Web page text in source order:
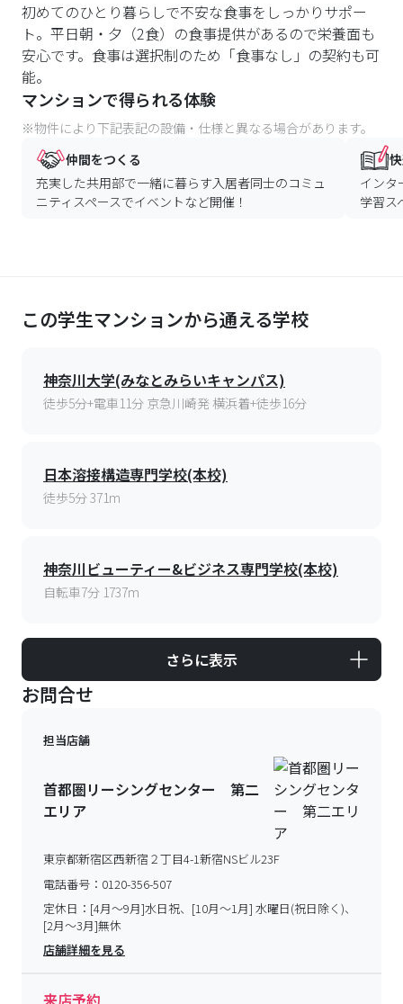
初めてのひとり暮らしで不安な食事をしっかりサポー
ト。平日朝・夕（2食）の食事提供があるので栄養面も
安心です。食事は選択制のため「食事なし」の契約も可
能。
マンションで得られる体験
※物件により下記表記の設備・仕様と異なる場合があります。
仲間をつくる
充実した共用部で一緒に暮らす入居者同士のコミュ
ニティスペースでイベントなど開催！
インタ
学習ス
この学生マンションから通える学校
神奈川大学(みなとみらいキャンパス)
徒歩5分+電車11分 京急川崎発 横浜着+徒歩16分
日本溶接構造専門学校(本校)
徒歩5分 371m
神奈川ビューティー&ビジネス専門学校(本校)
自転車7分 1737m
さらに表示
お問合せ
担当店舗
首都圏リーシングセンター 第二
エリア
東京都新宿区西新宿２丁目4-1新宿NSビル23F
電話番号： 0120-356-507
定休日： [4月～9月]水日祝、[10月～1月] 水曜日(祝日除く)、
[2月～3月]無休
店舗詳細を見る
来店予約